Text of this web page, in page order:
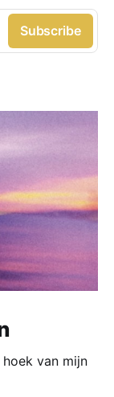
Subscribe
van mijn